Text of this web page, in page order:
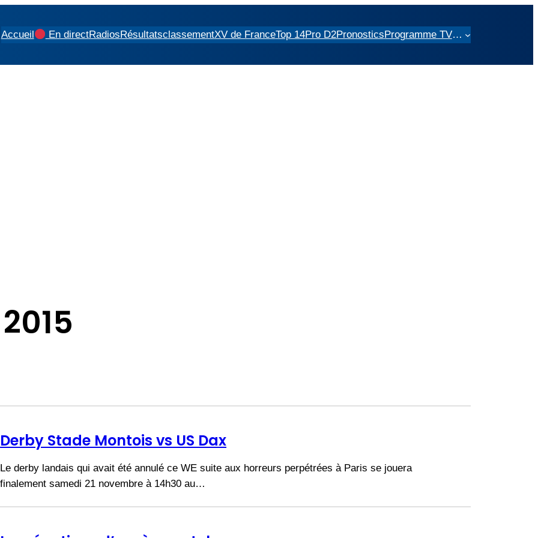
Accueil En directRadiosRésultatsclassementXV de FranceTop 14Pro D2PronosticsProgramme TV…
Derby Stade Montois vs US Dax
Le derby landais qui avait été annulé ce WE suite aux horreurs perpétrées à Paris se jouera
finalement samedi 21 novembre à 14h30 au…